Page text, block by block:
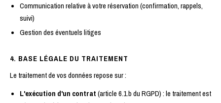
Communication relative à votre réservation (confirmation, rappels,
suivi)
Gestion des éventuels litiges
4. BASE LÉGALE DU TRAITEMENT
Le traitement de vos données repose sur :
L'exécution d'un contrat(article 6.1.b du RGPD) : le traitement est